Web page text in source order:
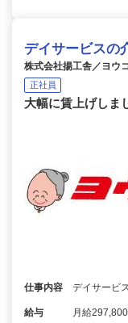
デイサービスの
株式会社揚工舎／ヨウ
正社員
大幅に賃上げしま
仕事内容 デイサービ
給与 月給